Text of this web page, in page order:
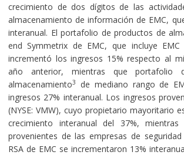
crecimiento de dos dígitos de las
almacenamiento de información de EMC,
interanual. El portafolio de productos de
end Symmetrix de EMC, que incluye EMC
incrementó los ingresos 15% respecto al
año anterior, mientras que portafolio
almacenamiento3
de mediano rango de
ingresos 27% interanual. Los ingresos
(NYSE: VMW), cuyo propietario mayoritario
crecimiento interanual del 37%,
provenientes de las empresas de
RSA de EMC se incrementaron 13%